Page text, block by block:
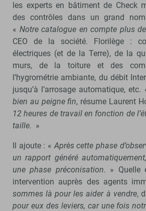
les experts en bâtiment de Check
des contrôles dans un grand
« Notre catalogue en compte plus
CEO de la société. Florilège :
électriques (et de la Terre), de la
murs, de la toiture et des
l’hygrométrie ambiante, du débit
jusqu’à l’arrosage automatique, etc.
bien au peigne fin, résume Laurent
12 heures de travail en fonction de
taille. »
Il ajoute : «Après cette phase
un rapport généré
une phase préconisation. » Quelle
intervention auprès des agents
sommes là pour les aider à vendre,
pour eux des leviers, car une fois